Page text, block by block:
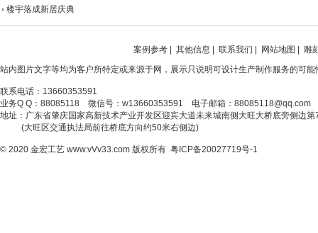
楼宇落成新居庆典
案例参考| 其他信息 联系我们 网站地图
雕
站内图片文字等均为客户所特定或来源于网，展示只说明可设计生产制作服务的可
联系电话：13660353591
业务Q Q：88085118 微信号：w13660353591 电子邮箱：88085118@qq.com
地址：广东省肇庆国家高新技术产业开发区迎宾大道未来城南侧大旺大桥底旁侧边第
(大旺区交通执法局前往桥底方向约50米右侧边)
© 2020 金宏工艺 www.vVv33.com 版权所有 粤ICP备20027719号-1